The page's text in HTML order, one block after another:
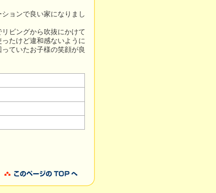
ョンで良い家になりまし
ビングから吹抜にかけて
たけど違和感ないように
ていたお子様の笑顔が良